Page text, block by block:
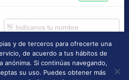
Policy
Cookies Policy
y de terceros para ofrecerte una
de acuerdo a tus hábitos de
anónima. Si continúas navegando,
su uso. Puedes obtener más
Comenzar chat